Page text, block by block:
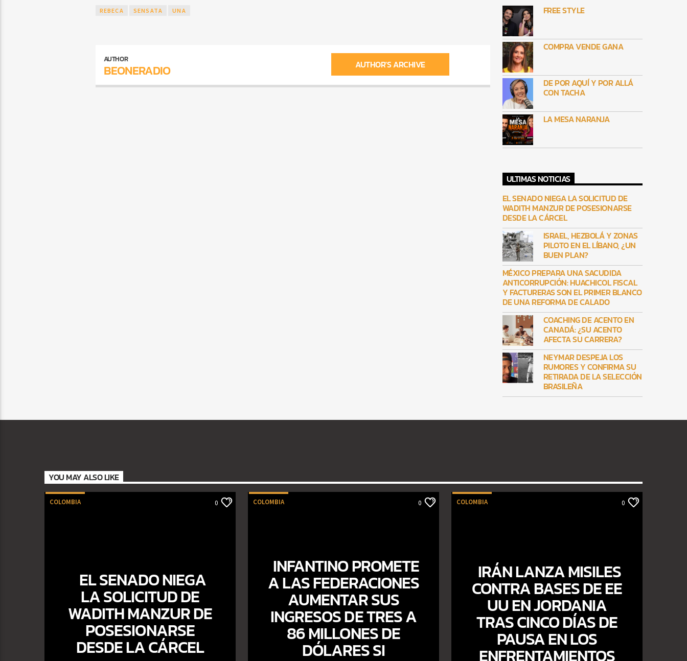
REBECA SENSATA UNA
AUTHOR
BEONERADIO AUTHOR'S ARCHIVE
FREE STYLE
COMPRA VENDE GANA
DE POR AQUÍ Y POR ALLÁ
CON TACHA
LA MESA NARANJA
ULTIMAS NOTICIAS
EL SENADO NIEGA LA SOLICITUD DE
WADITH MANZUR DE POSESIONARSE
DESDE LA CÁRCEL
ISRAEL, HEZBOLÁ Y ZONAS
PILOTO EN EL LÍBANO, ¿UN
BUEN PLAN?
MÉXICO PREPARA UNA SACUDIDA
ANTICORRUPCIÓN: HUACHICOL FISCAL
Y FACTURERAS SON EL PRIMER BLANCO
DE UNA REFORMA DE CALADO
COACHING DE ACENTO EN
CANADÁ: ¿SU ACENTO
AFECTA SU CARRERA?
NEYMAR DESPEJA LOS
RUMORES Y CONFIRMA SU
RETIRADA DE LA SELECCIÓN
BRASILEÑA
YOU MAY ALSO LIKE
COLOMBIA 0
EL SENADO NIEGA
LA SOLICITUD DE
WADITH MANZUR DE
POSESIONARSE
DESDE LA CÁRCEL
COLOMBIA 0
INFANTINO PROMETE
A LAS FEDERACIONES
AUMENTAR SUS
INGRESOS DE TRES A
86 MILLONES DE
DÓLARES SI
COLOMBIA 0
IRÁN LANZA MISILES
CONTRA BASES DE EE
UU EN JORDANIA
TRAS CINCO DÍAS DE
PAUSA EN LOS
ENFRENTAMIENTOS